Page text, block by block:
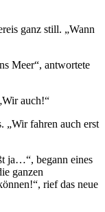
ganz still. „Wann
Meer“, antwortete
auch!“
„Wir fahren auch erst
ja…“, begann eines
ganzen
rief das neue